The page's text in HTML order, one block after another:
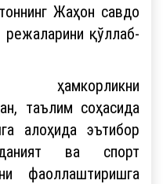
Жаҳон савдо
қўллаб-
ҳамкорликни
таълим соҳасида
алоҳида эътибор
ва спорт
фаоллаштиришга